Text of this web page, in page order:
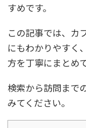
すめです。
この記事では、カ
にもわかりやすく
方を丁寧にまとめ
検索から訪問まで
みてください。